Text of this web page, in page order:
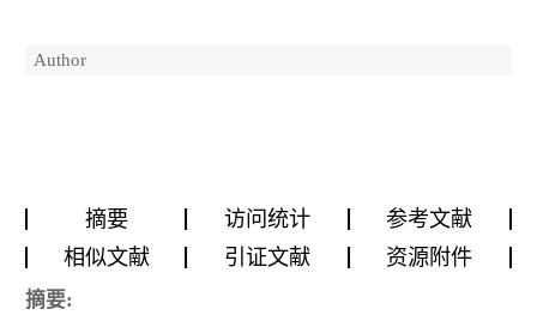
Author
摘要 访问统计
参考文献
相似文献
引证文献 资源附件
摘要: